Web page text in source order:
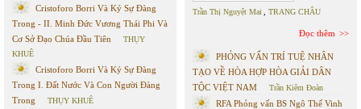
Cristoforo Borri Và Ký Sự Đàng
Trong - II. Minh Đức Vương Thái Phi Và
Cơ Sở Đạo Chúa Đầu Tiên
THỤY
KHUÊ
Cristoforo Borri Và Ký Sự Đàng
Trong I. Đất Nước Và Con Người Đàng
Trong
THỤY KHUÊ
Trần Thị Nguyệt Mai TRANG CHÂU
Đọc thêm
PHỎNG VẤN TRÍ TUỆ NHÂN
TẠO VỀ HÒA HỢP HÒA GIẢI DÂN
TỘC VIỆT NAM
Trần Kiêm Đoàn
RFA Phỏng vấn BS Ngô Thế Vinh